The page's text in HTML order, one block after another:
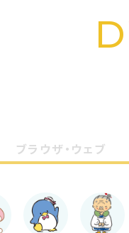
ブラウザ・ウェブ